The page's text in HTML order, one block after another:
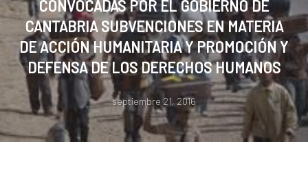
CONVOCADAS POR EL GOBIERNO DE
CANTABRIA SUBVENCIONES EN MATERIA
DE ACCIÓN HUMANITARIA Y PROMOCIÓN Y
DEFENSA DE LOS DERECHOS HUMANOS
septiembre 21, 2016